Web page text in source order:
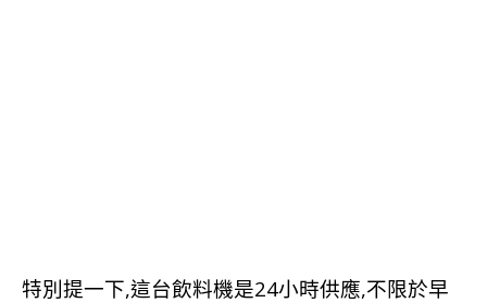
特別提一下,這台飲料機是24小時供應,不限於早